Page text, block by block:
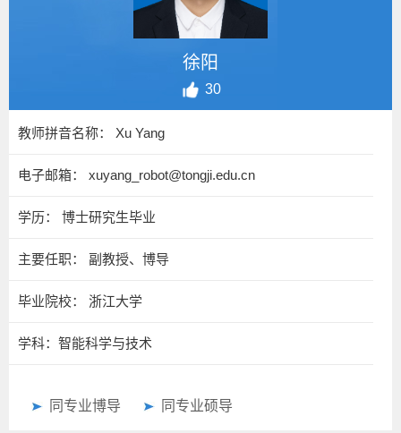
徐阳
30
教师拼音名称： Xu Yang
电子邮箱： xuyang_robot@tongji.edu.cn
学历： 博士研究生毕业
主要任职： 副教授、博导
毕业院校： 浙江大学
学科：智能科学与技术
同专业博导 同专业硕导